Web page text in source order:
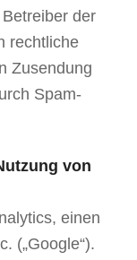
der
rechtliche
Zusendung
Spam-
von
einen
(„Google“).